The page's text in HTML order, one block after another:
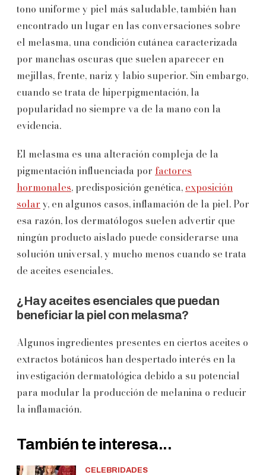
tono uniforme y piel más saludable, también han
encontrado un lugar en las conversaciones sobre
el melasma, una condición cutánea caracterizada
por manchas oscuras que suelen aparecer en
mejillas, frente, nariz y labio superior. Sin embargo,
cuando se trata de hiperpigmentación, la
popularidad no siempre va de la mano con la
evidencia.
El melasma es una alteración compleja de la
pigmentación influenciada por factores
hormonales, predisposición genética, exposición
solar y, en algunos casos, inflamación de la piel. Por
esa razón, los dermatólogos suelen advertir que
ningún producto aislado puede considerarse una
solución universal, y mucho menos cuando se trata
de aceites esenciales.
¿Hay aceites esenciales que puedan
beneficiar la piel con melasma?
Algunos ingredientes presentes en ciertos aceites o
extractos botánicos han despertado interés en la
investigación dermatológica debido a su potencial
para modular la producción de melanina o reducir
la inflamación.
También te interesa...
CELEBRIDADES